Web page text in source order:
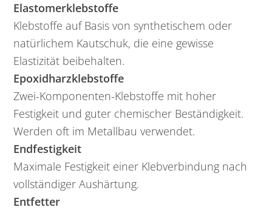
Elastomerklebstoffe
Klebstoffe auf Basis von synthetischem oder
natürlichem Kautschuk, die eine gewisse
Elastizität beibehalten.
Epoxidharzklebstoffe
Zwei-Komponenten-Klebstoffe mit hoher
Festigkeit und guter chemischer Beständigkeit.
Werden oft im Metallbau verwendet.
Endfestigkeit
Maximale Festigkeit einer Klebverbindung nach
vollständiger Aushärtung.
Entfetter